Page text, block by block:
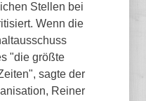
Stellen bei
Wenn die
"die größte
sagte der
Reiner